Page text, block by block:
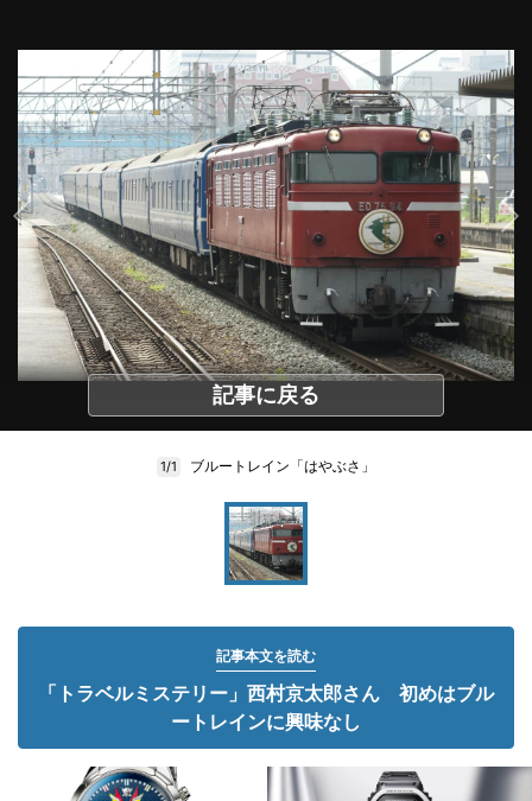
記事に戻る
1/1 ブルートレイン「はやぶさ」
記事本文を読む
「トラベルミステリー」西村京太郎さん 初めはブル
ートレインに興味なし